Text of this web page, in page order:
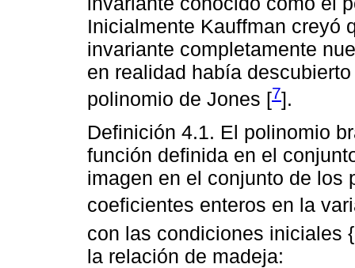
Inicialmente Kauffman creyó
invariante completamente
en realidad había
polinomio de Jones [7].
Definición 4.1. El polinomio
función definida en el
imagen en el conjunto de los
coeficientes enteros en la
con las condiciones
la relación de madeja: